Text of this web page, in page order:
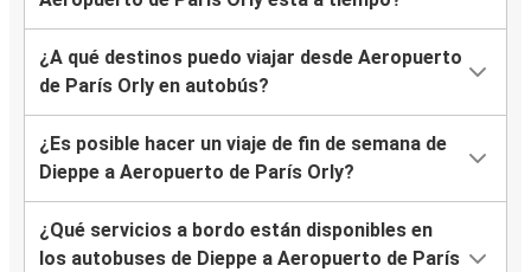
¿A qué destinos puedo viajar desde Aeropuerto
de París Orly en autobús?
¿Es posible hacer un viaje de fin de semana de
Dieppe a Aeropuerto de París Orly?
¿Qué servicios a bordo están disponibles en
los autobuses de Dieppe a Aeropuerto de París